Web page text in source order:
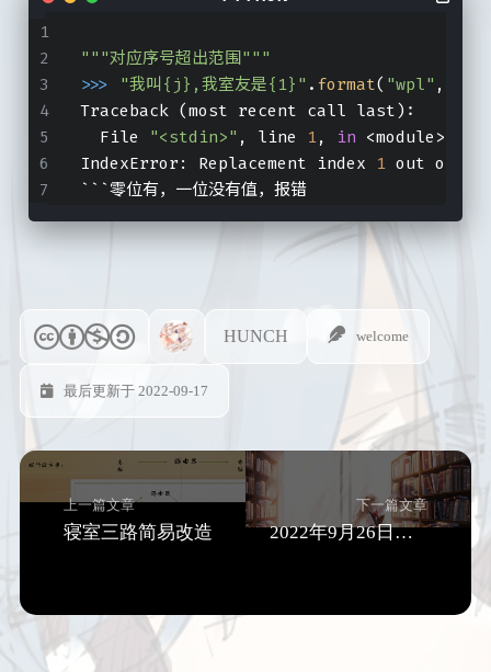
"""对应序号超出范围"""
>>>
"我叫{j},我室友是{1}" . format( "wpl" ,j=
Traceback (most recent call last):
  File
"<stdin>" , line 1, in <module>
IndexError: Replacement index 1 out of
```零位有，一位没有值，报错
HUNCH welcome
最后更新于 2022-09-17
上一篇文章
寝室三路简易改造
下一篇文章
2022年9月26日福布斯报道翻译训练